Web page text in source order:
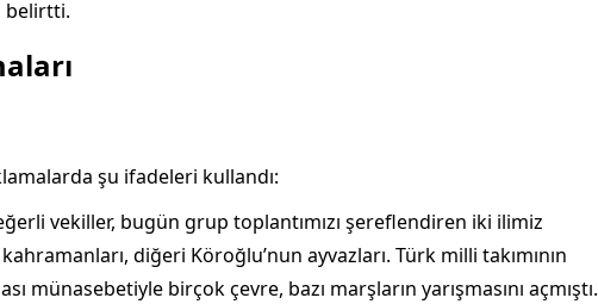
belirtti.
şu ifadeleri kullandı:
vekiller, bugün grup toplantımızı şereflendiren iki ilimiz
diğeri Köroğlu’nun ayvazları. Türk milli takımının
münasebetiyle birçok çevre, bazı marşların yarışmasını açmıştı.